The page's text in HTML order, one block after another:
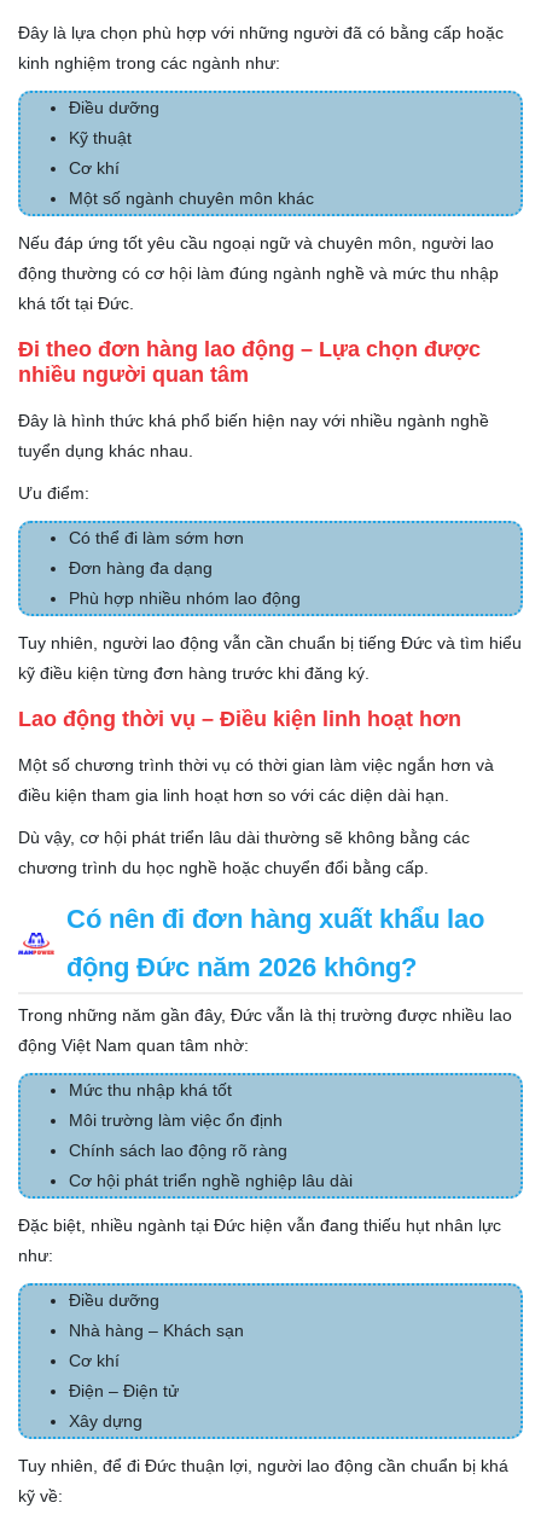
Đây là lựa chọn phù hợp với những người đã có bằng cấp hoặc
kinh nghiệm trong các ngành như:
Điều dưỡng
Kỹ thuật
Cơ khí
Một số ngành chuyên môn khác
Nếu đáp ứng tốt yêu cầu ngoại ngữ và chuyên môn, người lao
động thường có cơ hội làm đúng ngành nghề và mức thu nhập
khá tốt tại Đức.
Đi theo đơn hàng lao động – Lựa chọn được
nhiều người quan tâm
Đây là hình thức khá phổ biến hiện nay với nhiều ngành nghề
tuyển dụng khác nhau.
Ưu điểm:
Có thể đi làm sớm hơn
Đơn hàng đa dạng
Phù hợp nhiều nhóm lao động
Tuy nhiên, người lao động vẫn cần chuẩn bị tiếng Đức và tìm hiểu
kỹ điều kiện từng đơn hàng trước khi đăng ký.
Lao động thời vụ – Điều kiện linh hoạt hơn
Một số chương trình thời vụ có thời gian làm việc ngắn hơn và
điều kiện tham gia linh hoạt hơn so với các diện dài hạn.
Dù vậy, cơ hội phát triển lâu dài thường sẽ không bằng các
chương trình du học nghề hoặc chuyển đổi bằng cấp.
Có nên đi đơn hàng xuất khẩu lao
động Đức năm 2026 không?
Trong những năm gần đây, Đức vẫn là thị trường được nhiều lao
động Việt Nam quan tâm nhờ:
Mức thu nhập khá tốt
Môi trường làm việc ổn định
Chính sách lao động rõ ràng
Cơ hội phát triển nghề nghiệp lâu dài
Đặc biệt, nhiều ngành tại Đức hiện vẫn đang thiếu hụt nhân lực
như:
Điều dưỡng
Nhà hàng – Khách sạn
Cơ khí
Điện – Điện tử
Xây dựng
Tuy nhiên, để đi Đức thuận lợi, người lao động cần chuẩn bị khá
kỹ về: